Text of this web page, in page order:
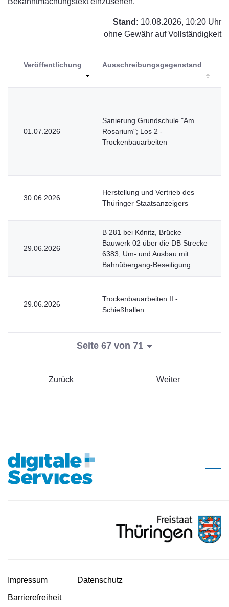
Stand: 10.08.2026, 10:20 Uhr
ohne Gewähr auf Vollständigkeit
Veröffentlichung Ausschreibungsgegenstand
01.07.2026
Sanierung Grundschule "Am
Rosarium"; Los 2 -
Trockenbauarbeiten
30.06.2026
Herstellung und Vertrieb des
Thüringer Staatsanzeigers
29.06.2026
B 281 bei Könitz, Brücke
Bauwerk 02 über die DB Strecke
6383; Um- und Ausbau mit
Bahnübergang-Beseitigung
29.06.2026
Trockenbauarbeiten II -
Schießhallen
Seite 67 von 71
Zurück Weiter
Impressum
Datenschutz
Barrierefreiheit